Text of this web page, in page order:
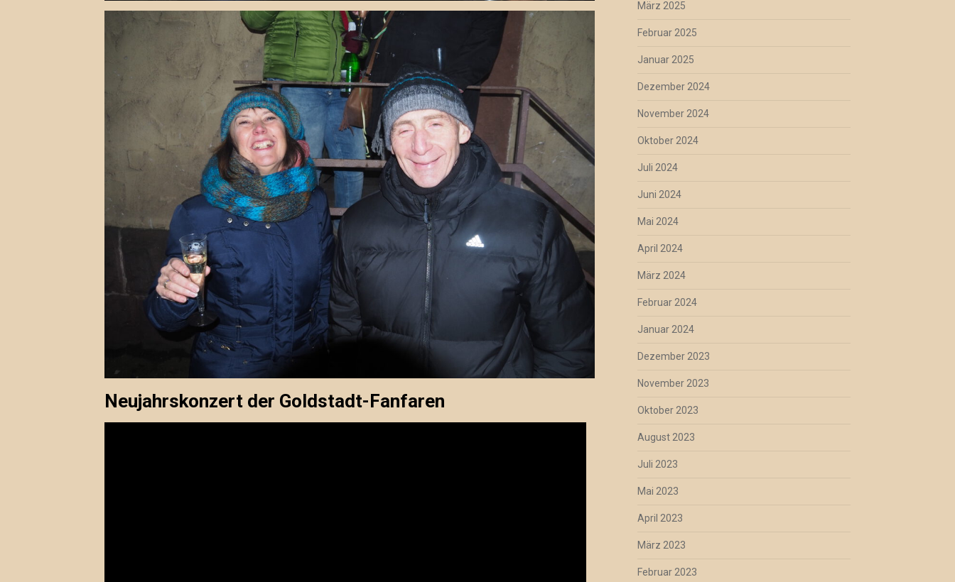
Neujahrskonzert der Goldstadt-Fanfaren
März 2025
Februar 2025
Januar 2025
Dezember 2024
November 2024
Oktober 2024
Juli 2024
Juni 2024
Mai 2024
April 2024
März 2024
Februar 2024
Januar 2024
Dezember 2023
November 2023
Oktober 2023
August 2023
Juli 2023
Mai 2023
April 2023
März 2023
Februar 2023